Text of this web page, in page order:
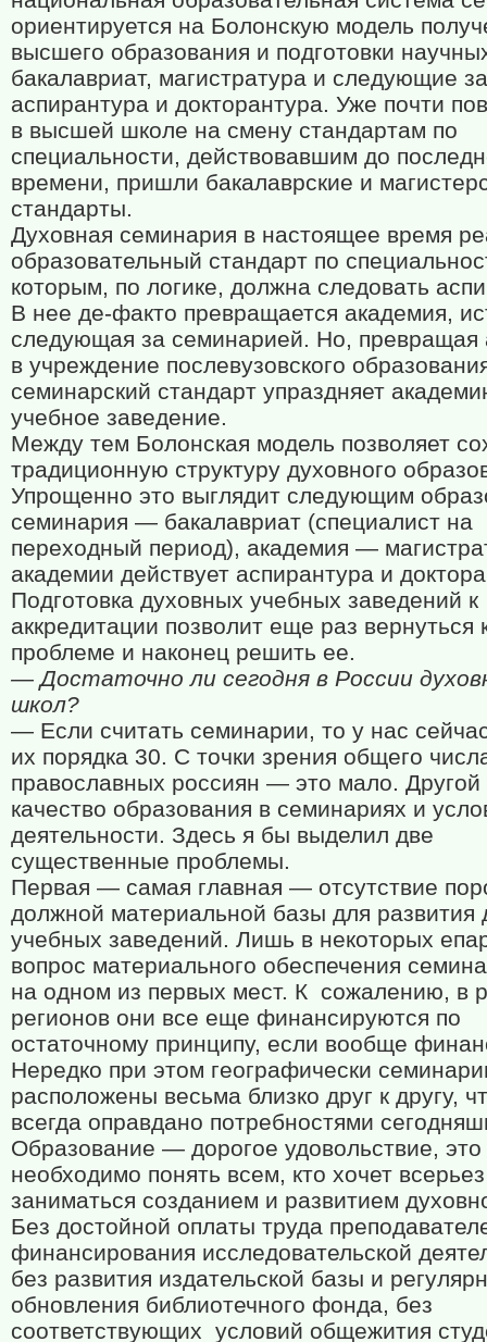
ориентируется на Болонскую модель
высшего образования и подготовки
бакалавриат, магистратура и следующие
аспирантура и докторантура. Уже почти
в высшей школе на смену стандартам по
специальности, действовавшим до
времени, пришли бакалаврские и
стандарты.
Духовная семинария в настоящее время
образовательный стандарт по
которым, по логике, должна следовать
В нее де-факто превращается академия,
следующая за семинарией. Но, превращая
в учреждение послевузовского
семинарский стандарт упраздняет
учебное заведение.
Между тем Болонская модель позволяет
традиционную структуру духовного
Упрощенно это выглядит следующим
семинария — бакалавриат (специалист на
переходный период), академия —
академии действует аспирантура и
Подготовка духовных учебных заведений к
аккредитации позволит еще раз вернуться
проблеме и наконец решить ее.
— Достаточно ли сегодня в России
школ?
— Если считать семинарии, то у нас
их порядка 30. С точки зрения общего
православных россиян — это мало.
качество образования в семинариях и
деятельности. Здесь я бы выделил две
существенные проблемы.
Первая — самая главная — отсутствие
должной материальной базы для развития
учебных заведений. Лишь в некоторых
вопрос материального обеспечения
на одном из первых мест. К сожалению, в
регионов они все еще финансируются по
остаточному принципу, если вообще
Нередко при этом географически
расположены весьма близко друг к другу,
всегда оправдано потребностями
Образование — дорогое удовольствие, это
необходимо понять всем, кто хочет всерьез
заниматься созданием и развитием
Без достойной оплаты труда
финансирования исследовательской
без развития издательской базы и
обновления библиотечного фонда, без
соответствующих условий общежития